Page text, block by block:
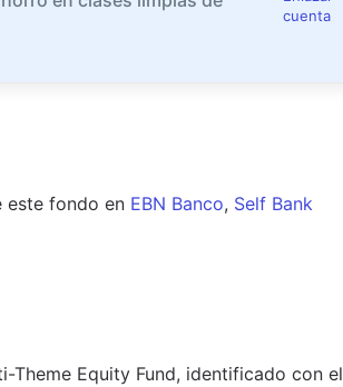
cuenta
este fondo en EBN Banco, Self Bank
Theme Equity Fund, identificado con